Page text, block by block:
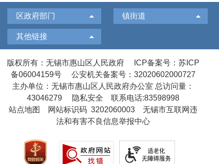
区政府部门 镇街道
其他链接
版权所有：无锡市惠山区人民政府
ICP备案号：苏ICP
备06004159号
公安机关备案号：32020602000727
主办单位：无锡市惠山区人民政府办公室 总访问量：
43046279
隐私安全
联系电话:83598998
站点地图
网站标识码 3202060003
无锡市互联网违
法和有害不良信息举报中心